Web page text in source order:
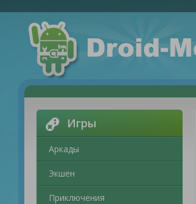
Игры
Аркады
Экшен
Приключения